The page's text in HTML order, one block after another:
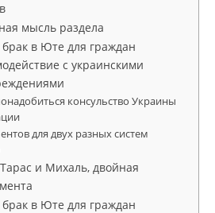
мысль раздела
в Юте для граждан
с украинскими
консульство Украины
для двух разных систем
и Михаль, двойная
в Юте для граждан